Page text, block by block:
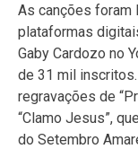
As canções foram
plataformas
Gaby Cardozo no
de 31 mil
regravações de
“Clamo Jesus”,
do Setembro